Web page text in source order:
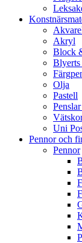
Akryl
Block
Olja
Pastell
Uni
Pennor och
Pennor